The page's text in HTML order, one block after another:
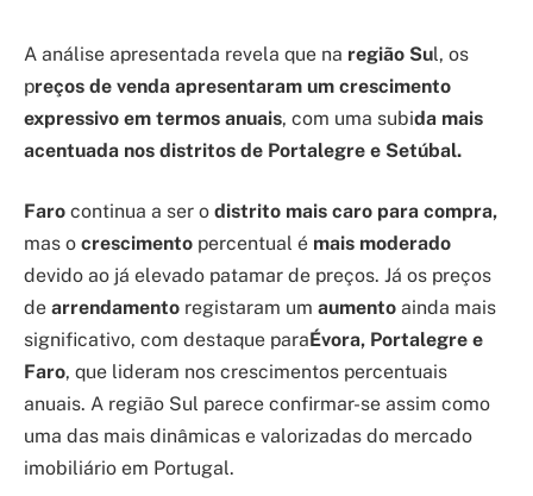
A análise apresentada revela que na região Sul, os
preços de venda apresentaram um crescimento
expressivo em termos anuais, com uma subida mais
acentuada nos distritos de Portalegre e Setúbal.
Faro continua a ser o distrito mais caro para compra,
mas o crescimento percentual é mais moderado
devido ao já elevado patamar de preços. Já os preços
de arrendamento registaram um aumento ainda mais
significativo, com destaque paraÉvora, Portalegre e
Faro, que lideram nos crescimentos percentuais
anuais. A região Sul parece confirmar-se assim como
uma das mais dinâmicas e valorizadas do mercado
imobiliário em Portugal.